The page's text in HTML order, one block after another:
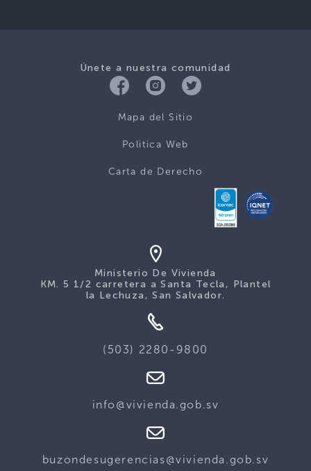
Únete a nuestra comunidad
Mapa del Sitio
Politica Web
Carta de Derecho
Ministerio De Vivienda
KM. 5 1/2 carretera a Santa Tecla, Plantel
la Lechuza, San Salvador.
(503) 2280-9800
info@vivienda.gob.sv
buzondesugerencias@vivienda.gob.sv